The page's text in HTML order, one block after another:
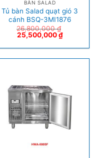
BÀN SALAD
Tủ bàn Salad quạt gió 3
cánh BSQ-3MI1876
26,800,000₫
25,500,000₫